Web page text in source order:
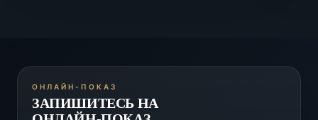
ОНЛАЙН-ПОКАЗ
ЗАПИШИТЕСЬ НА